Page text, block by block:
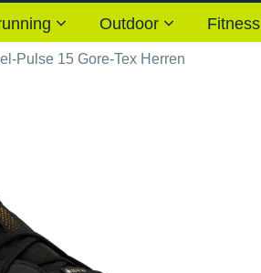
Outdoor Fitness
Pulse 15 Gore-Tex Herren